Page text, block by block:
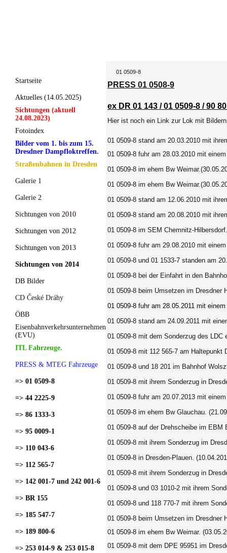
Startseite
Aktuelles (14.05.2025)
Sichtungen (aktuell
24.08.2023)
Fotoindex
Bilder vom 1. bis zum 15.
Dresdner Dampfloktreffen.
Straßenbahnen in Dresden
Galerie 1
Galerie 2
Sichtungen von 2010
Sichtungen von 2012
Sichtungen von 2013
Sichtungen von 2014
DB Bilder
CD České Dráhy
ÖBB
Eisenbahnverkehrsunternehmen
(EVU)
ITL Fahrzeuge.
PRESS & MTEG Fahrzeuge
=> 01 0509-8
=> 44 2225-9
=> 86 1333-3
=> 95 0009-1
=> 110 043-6
=> 112 565-7
=> 142 001-7 und 242 001-6
=> BR 155
=> 185 547-7
=> 189 800-6
=> 253 014-9 & 253 015-8
01 0509-8
PRESS 01 0508-9
ex DR 01 143 / 01 0509-8 / 90
Hier ist noch ein Link zur Lok mit
01 0509-8 stand am 20.03.2010 mit
01 0509-8 fuhr am 28.03.2010 mit
01 0509-8 im ehem Bw
01 0509-8 im ehem Bw
01 0509-8 stand am 12.06.2010 mit
01 0509-8 stand am 20.08.2010 mit
01 0509-8 im SEM Chemnitz-
01 0509-8 fuhr am 29.08.2010 mit
01 0509-8 und 01 1533-7 standen am
01 0509-8 bei der Einfahrt in den
01 0509-8 beim Umsetzen im Dresdner
01 0509-8 fuhr am 28.05.2011 mit
01 0509-8 stand am 24.09.2011 mit
01 0509-8 mit dem Sonderzug des LDC
01 0509-8 mit 112 565-7 am Haltepunkt
01 0509-8 und 18 201 im Bahnhof
01 0509-8 mit ihrem Sonderzug in
01 0509-8 fuhr am 20.07.2013 mit
01 0509-8 im ehem Bw Glauchau.
01 0509-8 auf der Drehscheibe im EBM
01 0509-8 mit ihrem Sonderzug im
01 0509-8 in Dresden-Plauen.
01 0509-8 mit ihrem Sonderzug in
01 0509-8 und 03 1010-2 mit ihrem
01 0509-8 und 118 770-7 mit ihrem
01 0509-8 beim Umsetzen im Dresdner
01 0509-8 im ehem Bw Weimar.
01 0509-8 mit dem DPE 95951 im